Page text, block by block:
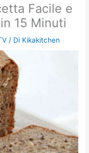
Facile e
15 Minuti
/ Di Kikakitchen